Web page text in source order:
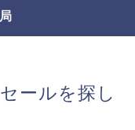
ールを探し